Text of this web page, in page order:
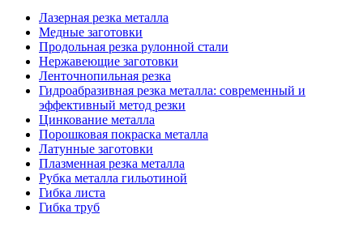
Лазерная резка металла
Медные заготовки
Продольная резка рулонной стали
Нержавеющие заготовки
Ленточнопильная резка
Гидроабразивная резка металла: современный и
эффективный метод резки
Цинкование металла
Порошковая покраска металла
Латунные заготовки
Плазменная резка металла
Рубка металла гильотиной
Гибка листа
Гибка труб